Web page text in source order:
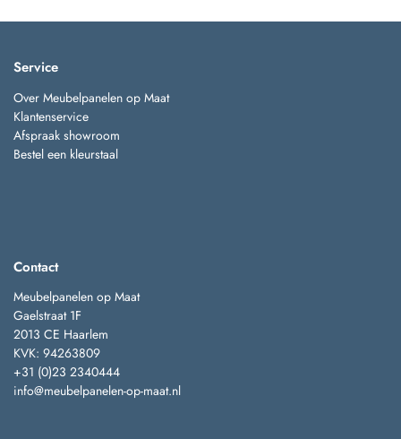
Service
Over Meubelpanelen op Maat
Klantenservice
Afspraak showroom
Bestel een kleurstaal
Contact
Meubelpanelen op Maat
Gaelstraat 1F
2013 CE Haarlem
KVK: 94263809
+31 (0)23 2340444
info@meubelpanelen-op-maat.nl